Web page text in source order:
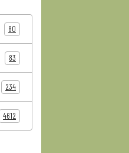
80
83
234
4612